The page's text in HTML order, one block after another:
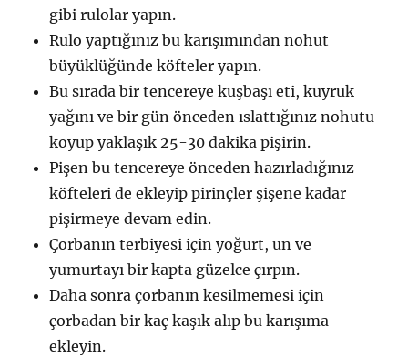
gibi rulolar yapın.
Rulo yaptığınız bu karışımından nohut
büyüklüğünde köfteler yapın.
Bu sırada bir tencereye kuşbaşı eti, kuyruk
yağını ve bir gün önceden ıslattığınız nohutu
koyup yaklaşık 25-30 dakika pişirin.
Pişen bu tencereye önceden hazırladığınız
köfteleri de ekleyip pirinçler şişene kadar
pişirmeye devam edin.
Çorbanın terbiyesi için yoğurt, un ve
yumurtayı bir kapta güzelce çırpın.
Daha sonra çorbanın kesilmemesi için
çorbadan bir kaç kaşık alıp bu karışıma
ekleyin.